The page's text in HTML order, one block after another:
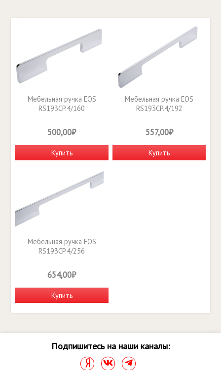
Мебельная ручка EOS
RS193CP.4/160
500,00₽
Купить
Мебельная ручка EOS
RS193CP.4/192
557,00₽
Купить
Мебельная ручка EOS
RS193CP.4/256
654,00₽
Купить
Подпишитесь на наши каналы: